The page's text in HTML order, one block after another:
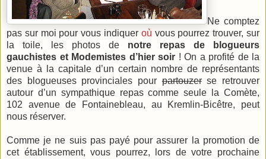
Ne comptez
pas sur moi pour vous indiquer où vous pourrez trouver, sur
la toile, les photos de notre repas de blogueurs
gauchistes et Modemistes d’hier soir ! On a profité de la
venue à la capitale d’un certain nombre de représentants
des blogueuses provinciales pourpartouzerse retrouver
autour d’un sympathique repas comme seule
la Comète,
102 avenue de Fontainebleau, au Kremlin-Bicêtre, peut
nous réserver.
Comme je ne suis pas payé pour assurer la promotion de
cet établissement, vous pourrez, lors de votre prochaine